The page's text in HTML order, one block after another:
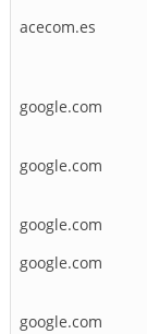
acecom.es
google.com
google.com
google.com
google.com
google.com